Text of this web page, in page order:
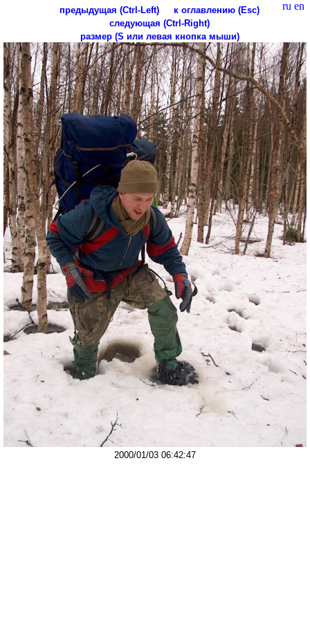
ru en
предыдущая (Ctrl-Left)
к оглавлению (Esc)
следующая (Ctrl-Right)
размер (S или левая кнопка мыши)
2000/01/03 06:42:47